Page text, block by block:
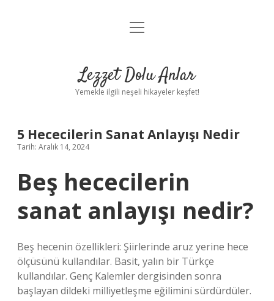
Anasayfa
Yasal Uyarı
menüyü
Lezzet Dolu Anlar
Yemekle ilgili neşeli hikayeler keşfet!
5 Hececilerin Sanat Anlayışı Nedir
Tarih: Aralık 14, 2024
Beş hececilerin
sanat anlayışı nedir?
Beş hecenin özellikleri: Şiirlerinde aruz yerine hece
ölçüsünü kullandılar. Basit, yalın bir Türkçe
kullandılar. Genç Kalemler dergisinden sonra
başlayan dildeki milliyetleşme eğilimini sürdürdüler.